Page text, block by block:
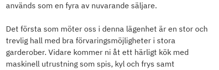
används som en fyra av nuvarande säljare.
Det första som möter oss i denna lägenhet är en stor och
trevlig hall med bra förvaringsmöjligheter i stora
garderober. Vidare kommer ni åt ett härligt kök med
maskinell utrustning som spis, kyl och frys samt